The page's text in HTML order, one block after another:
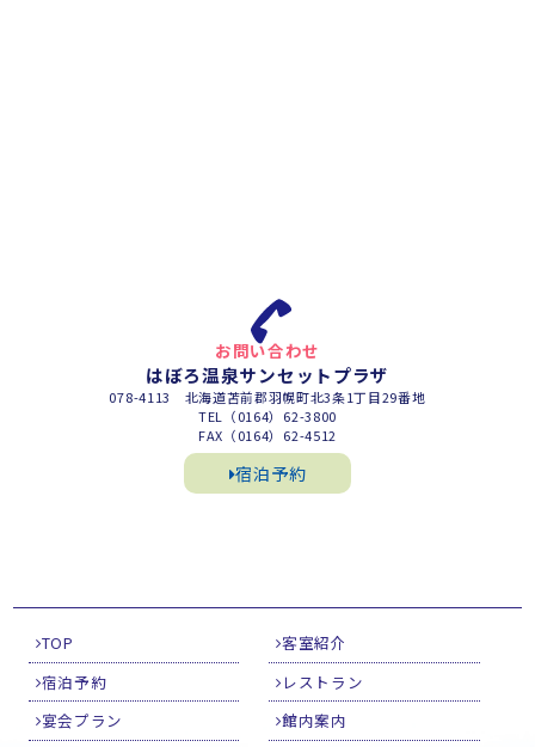
お問い合わせ
はぼろ温泉サンセットプラザ
078-4113 北海道苫前郡羽幌町北3条1丁目29番地
TEL（0164）62-3800
FAX（0164）62-4512
宿泊予約
TOP
客室紹介
宿泊予約
レストラン
宴会プラン
館内案内